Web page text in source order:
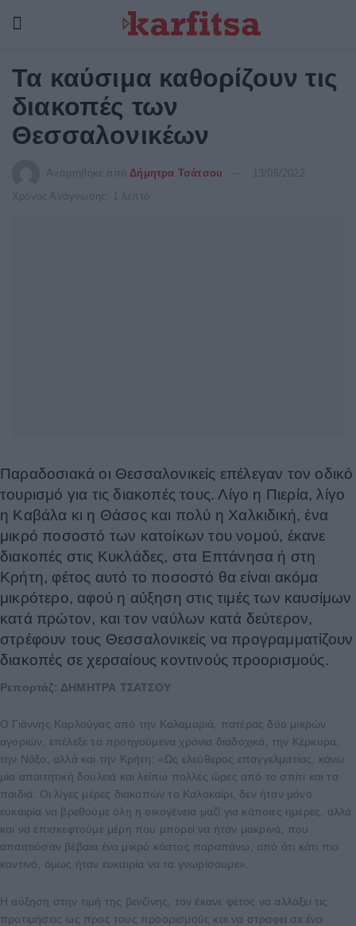
Τα καύσιμα καθορίζουν τις
διακοπές των
Θεσσαλονικέων
Αναρτήθηκε από Δήμητρα Τσάτσου
13/06/2022
Χρόνος Ανάγνωσης: 1 λεπτό
Παραδοσιακά οι Θεσσαλονικείς επέλεγαν τον οδικό
τουρισμό για τις διακοπές τους. Λίγο η Πιερία, λίγο
η Καβάλα κι η Θάσος και πολύ η Χαλκιδική, ένα
μικρό ποσοστό των κατοίκων του νομού, έκανε
διακοπές στις Κυκλάδες, στα Επτάνησα ή στη
Κρήτη, φέτος αυτό το ποσοστό θα είναι ακόμα
μικρότερο, αφού η αύξηση στις τιμές των καυσίμων
κατά πρώτον, και τον ναύλων κατά δεύτερον,
στρέφουν τους Θεσσαλονικείς να προγραμματίζουν
διακοπές σε χερσαίους κοντινούς προορισμούς.
Ρεπορτάζ: ΔΗΜΗΤΡΑ ΤΣΑΤΣΟΥ
Ο Γιάννης Καρλούγας από την Καλαμαριά, πατέρας δύο μικρών
αγοριών, επέλεξε τα προηγούμενα χρόνια διαδοχικά, την Κέρκυρα,
την Νάξο, αλλά και την Κρήτη: «Ως ελεύθερος επαγγελματίας, κάνω
μία απαιτητική δουλειά και λείπω πολλές ώρες από το σπίτι και τα
παιδιά. Οι λίγες μέρες διακοπών το Καλοκαίρι, δεν ήταν μόνο
ευκαιρία να βρεθούμε όλη η οικογένεια μαζί για κάποιες ημέρες, αλλά
και να επισκεφτούμε μέρη που μπορεί να ήταν μακρινά, που
απαιτούσαν βέβαια ένα μικρό κόστος παραπάνω, από ότι κάτι πιο
κοντινό, όμως ήταν ευκαιρία να τα γνωρίσουμε».
Η αύξηση στην τιμή της βενζίνης, τον έκανε φέτος να αλλάξει τις
προτιμήσεις ως προς τους προορισμούς και να στραφεί σε ένα